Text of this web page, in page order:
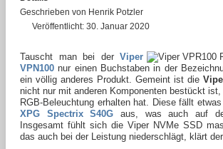
Geschrieben von Henrik Potzler
Veröffentlicht: 30. Januar 2020
Tauscht man bei der Viper
VPN100 nur einen Buchstaben in der
ein völlig anderes Produkt. Gemeint ist die
nicht nur mit anderen Komponenten bestückt
RGB-Beleuchtung erhalten hat. Diese fällt
XPG Spectrix S40G aus, was auch auf
Insgesamt fühlt sich die Viper NVMe SSD
das auch bei der Leistung niederschlägt, klärt der